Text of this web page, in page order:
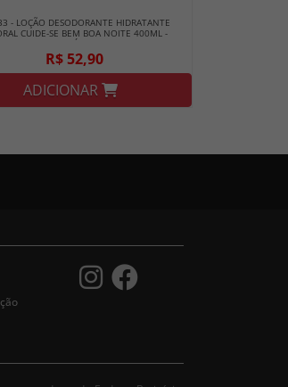
- LOÇÃO DESODORANTE HIDRATANTE
CUIDE-SE BEM BOA NOITE 400ML -
BOTICÁRIO
R$ 52,90
ADICIONAR